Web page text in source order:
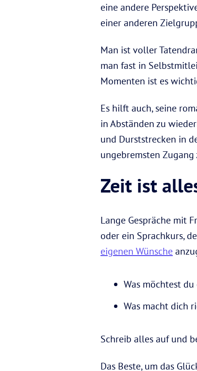
eine andere
einer anderen
Man ist voller
man fast in
Momenten ist es
Es hilft auch, seine
in Abständen zu
und Durststrecken in
ungebremsten
Zeit ist
Lange Gespräche mit
oder ein Sprachkurs,
eigenen Wünsche
Was möchtest
Was macht dich
Schreib alles auf und
Das Beste, um das